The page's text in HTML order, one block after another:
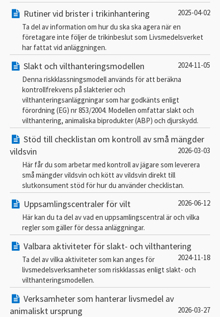
Rutiner vid brister i trikinhantering
2025-04-02
Ta del av information om hur du ska ska agera när en
företagare inte följer de trikinbeslut som Livsmedelsverket
har fattat vid anläggningen.
Slakt och vilthanteringsmodellen
2024-11-05
Denna riskklassningsmodell används för att beräkna
kontrollfrekvens på slakterier och
vilthanteringsanläggningar som har godkänts enligt
förordning (EG) nr 853/2004. Modellen omfattar slakt och
vilthantering, animaliska biprodukter (ABP) och djurskydd.
Stöd till checklistan om kontroll av små mängder
vildsvin
2026-03-03
Här får du som arbetar med kontroll av jägare som leverera
små mängder vildsvin och kött av vildsvin direkt till
slutkonsument stöd för hur du använder checklistan.
Uppsamlingscentraler för vilt
2026-06-12
Här kan du ta del av vad en uppsamlingscentral är och vilka
regler som gäller för dessa anläggningar.
Valbara aktiviteter för slakt- och vilthantering
2024-11-18
Ta del av vilka aktiviteter som kan anges för
livsmedelsverksamheter som riskklassas enligt slakt- och
vilthanteringsmodellen.
Verksamheter som hanterar livsmedel av
animaliskt ursprung
2026-03-27